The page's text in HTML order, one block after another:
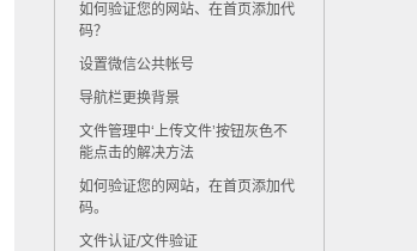
如何验证您的网站、在首页添加代
码？
设置微信公共帐号
导航栏更换背景
文件管理中‘上传文件’按钮灰色不
能点击的解决方法
如何验证您的网站，在首页添加代
码。
文件认证/文件验证